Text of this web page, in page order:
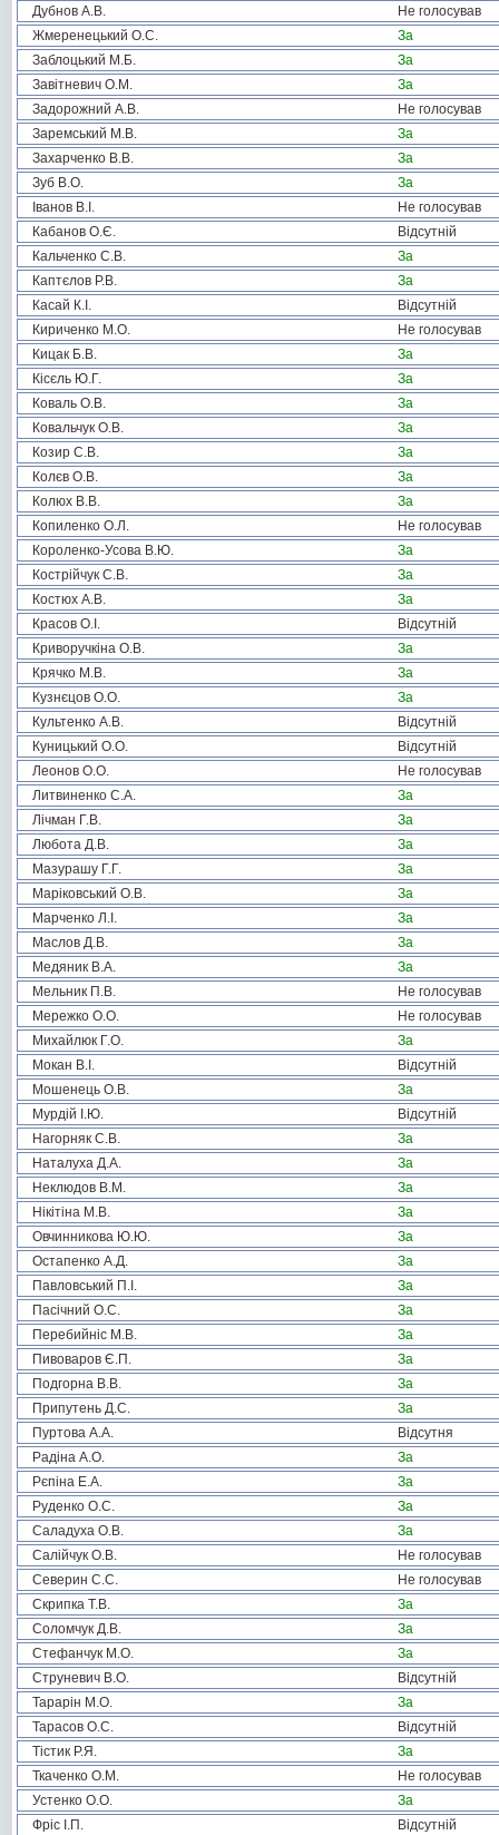
Дубнов А.В.
Не голосував
Жмеренецький О.С.
За
Заблоцький М.Б.
За
Завітневич О.М.
За
Задорожний А.В.
Не голосував
Заремський М.В.
За
Захарченко В.В.
За
Зуб В.О.
За
Іванов В.І.
Не голосував
Кабанов О.Є.
Відсутній
Кальченко С.В.
За
Каптєлов Р.В.
За
Касай К.І.
Відсутній
Кириченко М.О.
Не голосував
Кицак Б.В.
За
Кісєль Ю.Г.
За
Коваль О.В.
За
Ковальчук О.В.
За
Козир С.В.
За
Колєв О.В.
За
Колюх В.В.
За
Копиленко О.Л.
Не голосував
Короленко-Усова В.Ю.
За
Кострійчук С.В.
За
Костюх А.В.
За
Красов О.І.
Відсутній
Криворучкіна О.В.
За
Крячко М.В.
За
Кузнєцов О.О.
За
Культенко А.В.
Відсутній
Куницький О.О.
Відсутній
Леонов О.О.
Не голосував
Литвиненко С.А.
За
Лічман Г.В.
За
Любота Д.В.
За
Мазурашу Г.Г.
За
Маріковський О.В.
За
Марченко Л.І.
За
Маслов Д.В.
За
Медяник В.А.
За
Мельник П.В.
Не голосував
Мережко О.О.
Не голосував
Михайлюк Г.О.
За
Мокан В.І.
Відсутній
Мошенець О.В.
За
Мурдій І.Ю.
Відсутній
Нагорняк С.В.
За
Наталуха Д.А.
За
Неклюдов В.М.
За
Нікітіна М.В.
За
Овчинникова Ю.Ю.
За
Остапенко А.Д.
За
Павловський П.І.
За
Пасічний О.С.
За
Перебийніс М.В.
За
Пивоваров Є.П.
За
Подгорна В.В.
За
Припутень Д.С.
За
Пуртова А.А.
Відсутня
Радіна А.О.
За
Рєпіна Е.А.
За
Руденко О.С.
За
Саладуха О.В.
За
Салійчук О.В.
Не голосував
Северин С.С.
Не голосував
Скрипка Т.В.
За
Соломчук Д.В.
За
Стефанчук М.О.
За
Струневич В.О.
Відсутній
Тарарін М.О.
За
Тарасов О.С.
Відсутній
Тістик Р.Я.
За
Ткаченко О.М.
Не голосував
Устенко О.О.
За
Фріс І.П.
Відсутній